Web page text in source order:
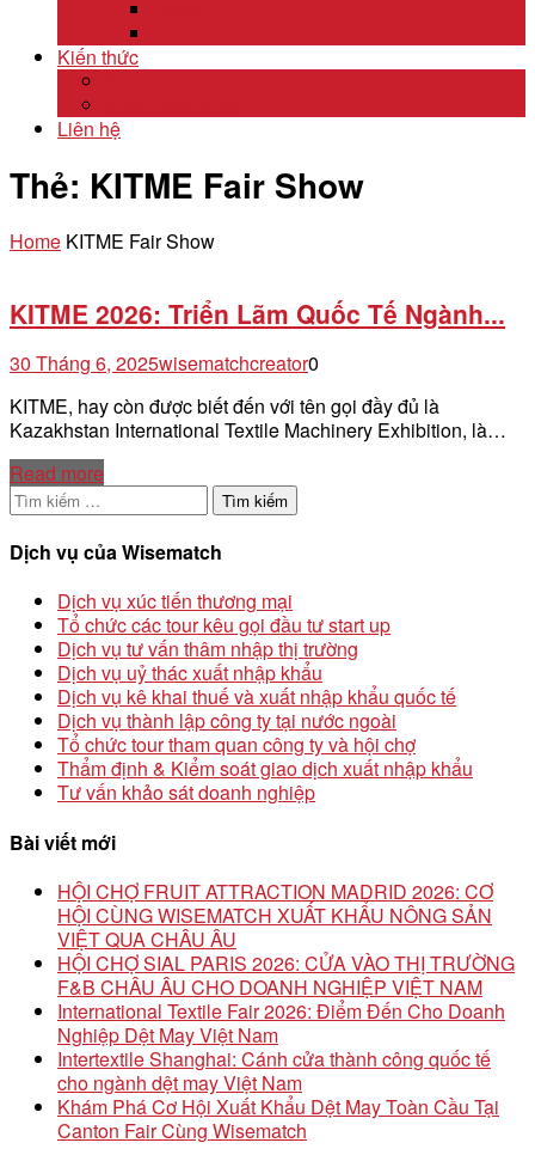
Kiến thức
Liên hệ
Thẻ: KITME Fair Show
Home KITME Fair Show
KITME 2026: Triển Lãm Quốc Tế Ngành...
30 Tháng 6, 2025wisematchcreator0
KITME, hay còn được biết đến với tên gọi đầy đủ là
Kazakhstan International Textile Machinery Exhibition, là…
Read more
Tìm
kiếm
cho:
Dịch vụ của Wisematch
Dịch vụ xúc tiến thương mại
Tổ chức các tour kêu gọi đầu tư start up
Dịch vụ tư vấn thâm nhập thị trường
Dịch vụ uỷ thác xuất nhập khẩu
Dịch vụ kê khai thuế và xuất nhập khẩu quốc tế
Dịch vụ thành lập công ty tại nước ngoài
Tổ chức tour tham quan công ty và hội chợ
Thẩm định & Kiểm soát giao dịch xuất nhập khẩu
Tư vấn khảo sát doanh nghiệp
Bài viết mới
HỘI CHỢ FRUIT ATTRACTION MADRID 2026: CƠ
HỘI CÙNG WISEMATCH XUẤT KHẨU NÔNG SẢN
VIỆT QUA CHÂU ÂU
HỘI CHỢ SIAL PARIS 2026: CỬA VÀO THỊ TRƯỜNG
F&B CHÂU ÂU CHO DOANH NGHIỆP VIỆT NAM
International Textile Fair 2026: Điểm Đến Cho Doanh
Nghiệp Dệt May Việt Nam
Intertextile Shanghai: Cánh cửa thành công quốc tế
cho ngành dệt may Việt Nam
Khám Phá Cơ Hội Xuất Khẩu Dệt May Toàn Cầu Tại
Canton Fair Cùng Wisematch